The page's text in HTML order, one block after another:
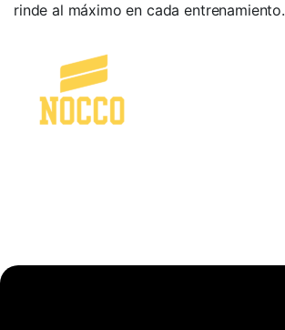
rinde al máximo en cada entrenamiento.